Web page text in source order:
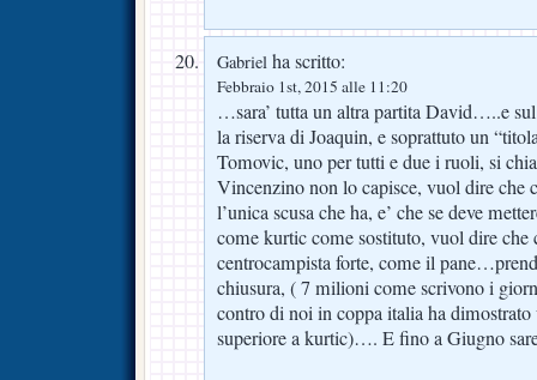
Gabriel ha scritto:
Febbraio 1st, 2015 alle 11:20
…sara’ tutta un altra partita David…..e
la riserva di Joaquin, e soprattuto un
Tomovic, uno per tutti e due i ruoli, si
Vincenzino non lo capisce, vuol dire
l’unica scusa che ha, e’ che se deve
come kurtic come sostituto, vuol dire che
centrocampista forte, come il
chiusura, ( 7 milioni come scrivono i
contro di noi in coppa italia ha
superiore a kurtic)…. E fino a Giugno